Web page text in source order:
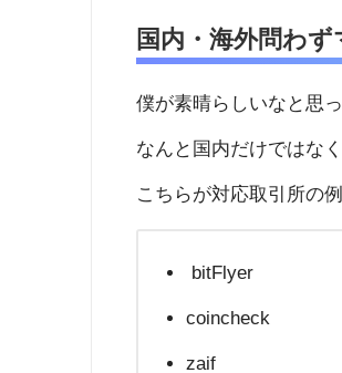
国内・海外問わず
僕が素晴らしいなと思
なんと国内だけではな
こちらが対応取引所の
bitFlyer
coincheck
zaif